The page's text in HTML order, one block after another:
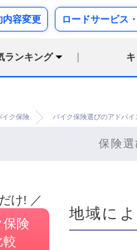
内容変更 ロードサービス
ランキング
イク保険 バイク保険選びのアドバイ
保険選
け! ／
保険
較
地域に